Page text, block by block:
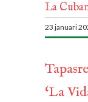
La
23 januari
‘La